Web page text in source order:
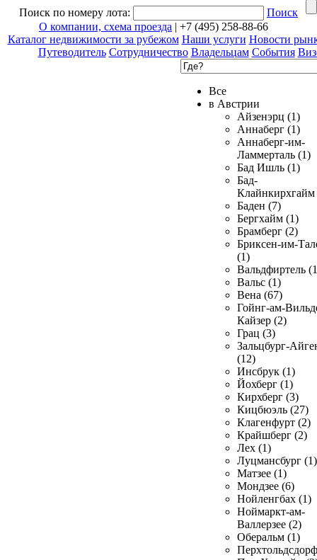
Поиск по номеру лота:
Поиск
О компании, схема проезда | +7 (495) 258-88-66
Каталог недвижимости за рубежом Наши услуги Новости
Путеводитель Сотрудничество Владельцам События
Все
в Австрии
Айзенэрц (1)
Аннаберг (1)
Аннаберг-им-
Ламмерталь (1)
Бад Ишль (1)
Бад-
Клайнкирхгайм
Баден (7)
Бергхайм (1)
Брамберг (2)
Бриксен-им-
(1)
Вальдфиртель
Вальс (1)
Вена (67)
Гойнг-ам-
Кайзер (2)
Грац (3)
Зальцбург-
(12)
Инсбрук (1)
Йохберг (1)
Кирхберг (3)
Кицбюэль (27)
Клагенфурт (2)
Крайшберг (2)
Лех (1)
Луцмансбург (1)
Матзее (1)
Мондзее (6)
Нойленгбах (1)
Ноймаркт-ам-
Валлерзее (2)
Оберальм (1)